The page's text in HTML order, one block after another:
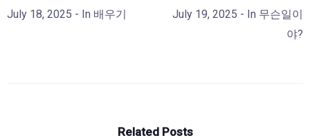
July 18, 2025 - In 배우기
July 19, 2025 - In 무슨일이
야?
Related Posts